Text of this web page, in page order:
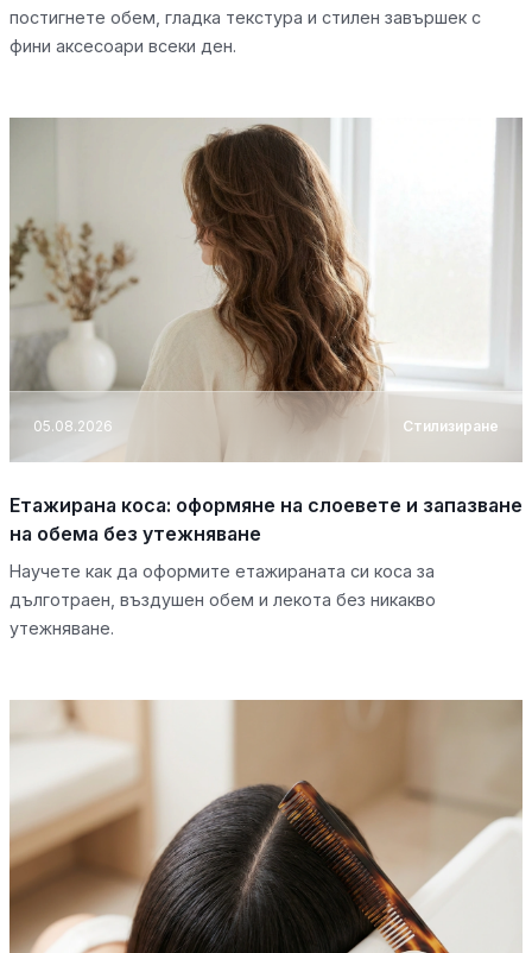
постигнете обем, гладка текстура и стилен завършек с
фини аксесоари всеки ден.
05.08.2026 Стилизиране
Етажирана коса: оформяне на слоевете и запазване
на обема без утежняване
Научете как да оформите етажираната си коса за
дълготраен, въздушен обем и лекота без никакво
утежняване.